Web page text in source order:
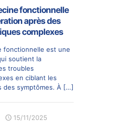
fonctionnelle
après des
complexes
fonctionnelle est une
soutient la
troubles
en ciblant les
des symptômes. À […]
15/11/2025